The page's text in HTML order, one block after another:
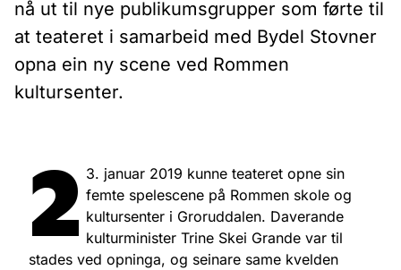
nå ut til nye publikumsgrupper som førte til
at teateret i samarbeid med Bydel Stovner
opna ein ny scene ved Rommen
kultursenter.
2 3. januar 2019 kunne teateret opne sin
femte spelescene på Rommen skole og
kultursenter i Groruddalen. Daverande
kulturminister Trine Skei Grande var til
stades ved opninga, og seinare same kvelden